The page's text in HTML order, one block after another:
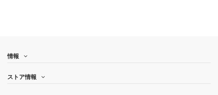
情報
ストア情報